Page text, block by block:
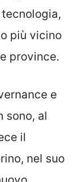
più vicino
province.
e
sono, al
il
nel suo